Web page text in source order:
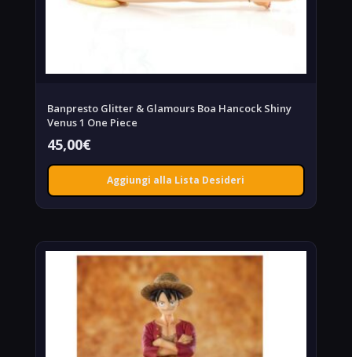
Banpresto Glitter & Glamours Boa Hancock Shiny
Venus 1 One Piece
45,00€
Aggiungi alla Lista Desideri